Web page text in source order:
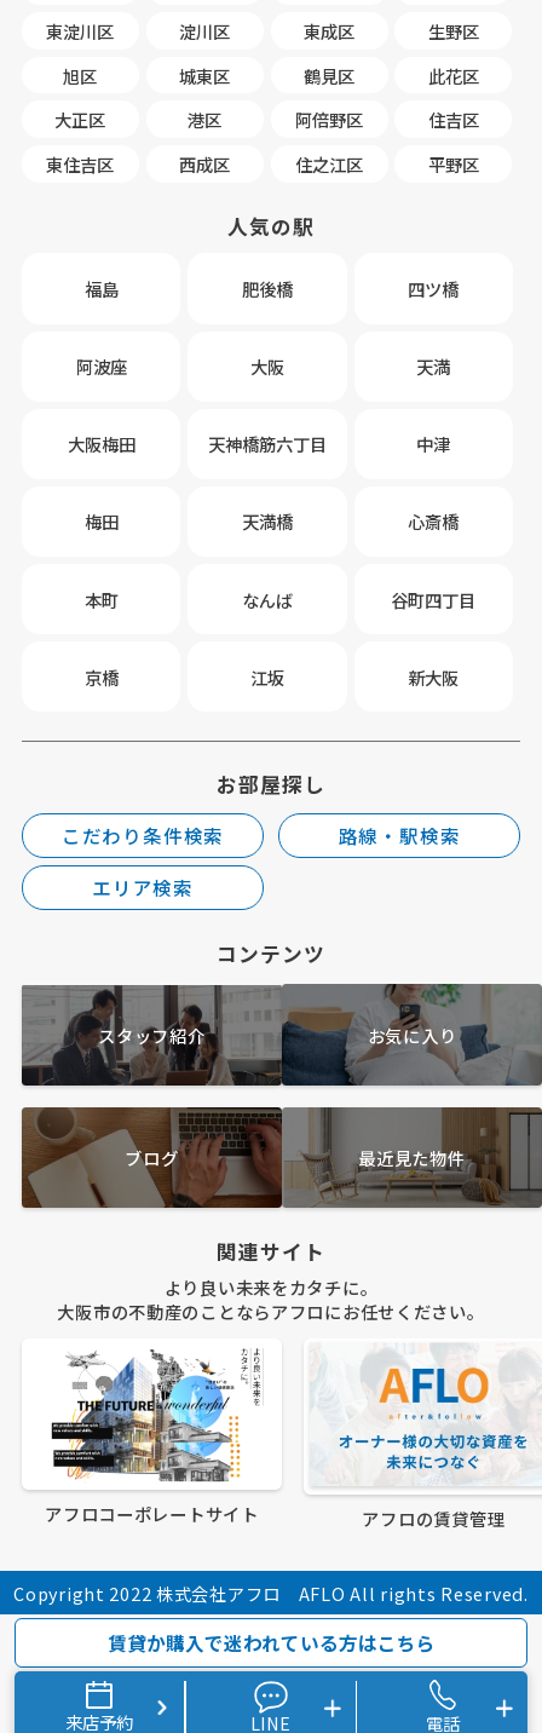
東淀川区
淀川区 東成区
生野区
旭区
城東区 鶴見区
此花区
大正区
港区 阿倍野区
住吉区
東住吉区
西成区 住之江区 平野区
人気の駅
福島 肥後橋 四ツ橋
阿波座 大阪 天満
大阪梅田 天神橋筋六丁目 中津
梅田 天満橋 心斎橋
本町 なんば 谷町四丁目
京橋 江坂 新大阪
お部屋探し
こだわり条件検索
路線・駅検索
エリア検索
コンテンツ
スタッフ紹介 お気に入り
ブログ 最近見た物件
関連サイト
より良い未来をカタチに。
大阪市の不動産のことならアフロにお任せください。
アフロコーポレートサイト アフロの賃貸管理
Copyright 2022 株式会社アフロ AFLO All rights Reserved.
賃貸か購入で迷われている方はこちら
来店予約 LINE 電話